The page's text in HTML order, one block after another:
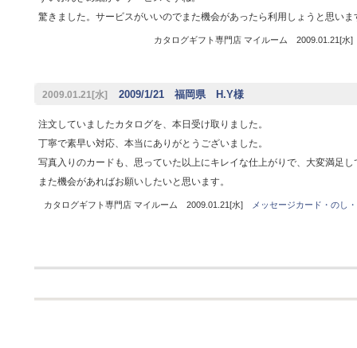
驚きました。サービスがいいのでまた機会があったら利用しょうと思いま
カタログギフト専門店 マイルーム 2009.01.21[
2009.01.21[水] 2009/1/21 福岡県 H.Y様
注文していましたカタログを、本日受け取りました。
丁寧で素早い対応、本当にありがとうございました。
写真入りのカードも、思っていた以上にキレイな仕上がりで、大変満足し
また機会があればお願いしたいと思います。
カタログギフト専門店 マイルーム 2009.01.21[水] メッセージカード・のし